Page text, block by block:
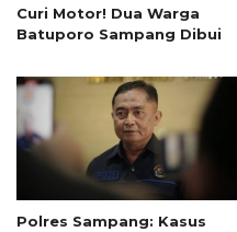
Curi Motor! Dua Warga
Batuporo Sampang Dibui
Polres Sampang: Kasus